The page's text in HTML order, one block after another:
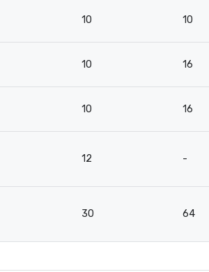
10 10
10 16
10 16
12 -
30 64